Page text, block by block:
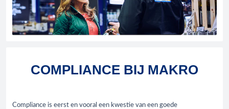
COMPLIANCE BIJ MAKRO
Compliance is eerst en vooral een kwestie van een goede